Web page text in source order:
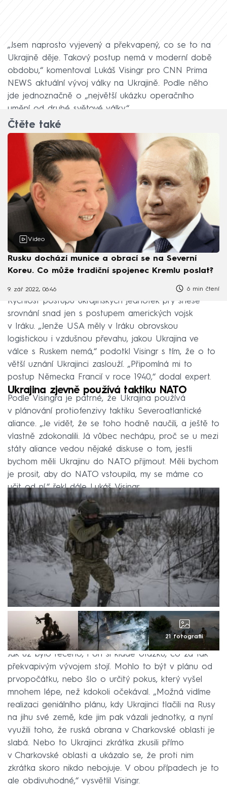
„Jsem naprosto vyjevený a překvapený, co se to na
Ukrajině děje. Takový postup nemá v moderní době
obdobu,“ komentoval Lukáš Visingr pro CNN Prima
NEWS aktuální vývoj války na Ukrajině. Podle něho
jde jednoznačně o „největší ukázku operačního
umění od druhé světové války“.
Čtěte také
Video
Rusku dochází munice a obrací se na Severní
Koreu. Co může tradiční spojenec Kremlu poslat?
9. zář 2022, 06:46 6 min čtení
Rychlost postupu ukrajinských jednotek prý snese
srovnání snad jen s postupem amerických vojsk
v Iráku. „Jenže USA měly v Iráku obrovskou
logistickou i vzdušnou převahu, jakou Ukrajina ve
válce s Ruskem nemá,“ podotkl Visingr s tím, že o to
větší uznání Ukrajinci zaslouží. „Připomíná mi to
postup Německa Francií v roce 1940,“ dodal expert.
Ukrajina zjevně používá taktiku NATO
Podle Visingra je patrné, že Ukrajina používá
v plánování protiofenzivy taktiku Severoatlantické
aliance. „Je vidět, že se toho hodně naučili, a ještě to
vlastně zdokonalili. Já vůbec nechápu, proč se u mezi
státy aliance vedou nějaké diskuse o tom, jestli
bychom měli Ukrajinu do NATO přijmout. Měli bychom
je prosit, aby do NATO vstoupila, my se máme co
učit od ní,“ řekl dále Lukáš Visingr.
21 fotografií
Jak už bylo řečeno, i on si klade otázku, co za tak
překvapivým vývojem stojí. Mohlo to být v plánu od
prvopočátku, nebo šlo o určitý pokus, který vyšel
mnohem lépe, než kdokoli očekával. „Možná vidíme
realizaci geniálního plánu, kdy Ukrajinci tlačili na Rusy
na jihu své země, kde jim pak vázali jednotky, a nyní
využili toho, že ruská obrana v Charkovské oblasti je
slabá. Nebo to Ukrajinci zkrátka zkusili přímo
v Charkovské oblasti a ukázalo se, že proti nim
zkrátka skoro nikdo nebojuje. V obou případech je to
ale obdivuhodné,“ vysvětlil Visingr.